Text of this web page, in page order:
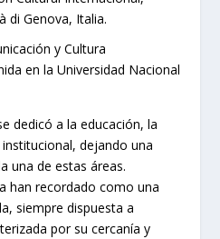
di Genova, Italia.
y Cultura
en la Universidad Nacional
dedicó a la educación, la
dejando una
una de estas áreas.
han recordado como una
siempre dispuesta a
por su cercanía y